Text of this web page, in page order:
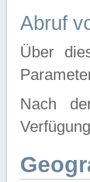
Abruf
Über
Nach